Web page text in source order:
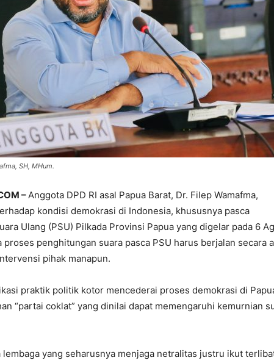
SH, MHum.
–Anggota DPD RI asal Papua Barat, Dr. Filep Wamafma,
kondisi demokrasi di Indonesia, khususnya pasca
Ulang (PSU) Pilkada Provinsi Papua yang digelar pada 6
proses penghitungan suara pasca PSU harus berjalan secara
pihak manapun.
praktik politik kotor mencederai proses demokrasi di
“partai coklat” yang dinilai dapat memengaruhi kemurnian
yang seharusnya menjaga netralitas justru ikut